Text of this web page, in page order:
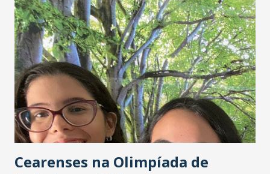
municípios já possui profissionais qualificados para essa
tarefa", justifica Irineu Guimarães . Além disso, Guimarães
enfatiza o compromisso de sua empresa com a
sustentabilidade, aplicando o VSE - Valoração dos Serviços
Ecossistêmicos (reconhecidos pela Organização das
Nações Unidas-ONU) e promovendo ações como
tecnologia e o uso inteligente de recursos naturais, além
do foco na redução de emissões pela integração e redução
dos deslocam...
Cearenses na Olimpíada de